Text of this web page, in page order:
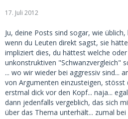
17. Juli 2012
Ju, deine Posts sind sogar, wie
wenn du Leuten direkt sagst, sie
impliziert dies, du hättest welche
unkonstruktiven "Schwanzvergleich"
... wo wir wieder bei aggressiv sind...
von Argumenten einzusteigen, stösst
erstmal dick vor den Kopf... naja...
dann jedenfalls vergeblich, das sich
über das Thema unterhält... zumal